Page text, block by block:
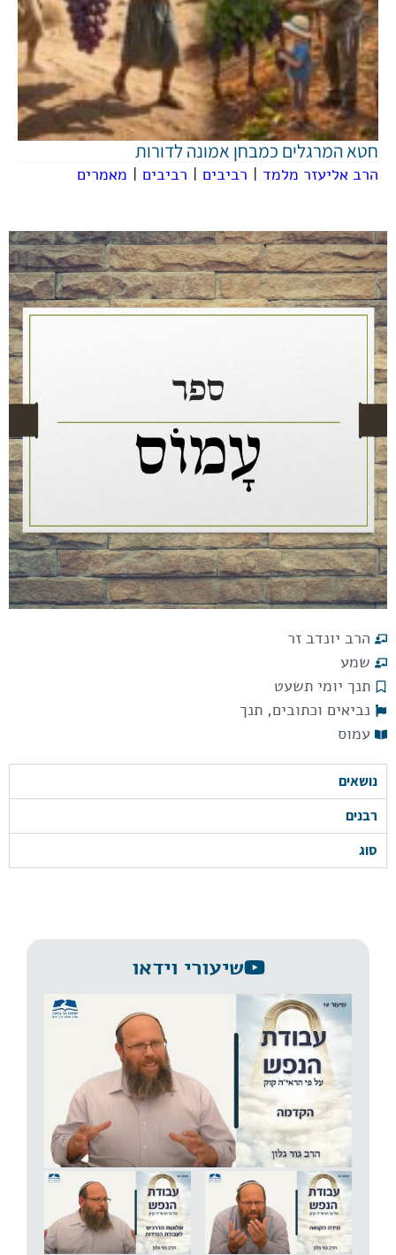
נושאים
רבנים
סוג
שיעורי וידאו
שיעור 1 | הקדמה | עבודת הנפש על פי הרב קוק | הרב
גור גלון
הרב יונדב זר
שמע
תנך יומי תשעט
נביאים וכתובים, תנך
עמוס
חטא המרגלים כמבחן אמונה לדורות
הרב אליעזר מלמד | רביבים | רביבים | מאמרים